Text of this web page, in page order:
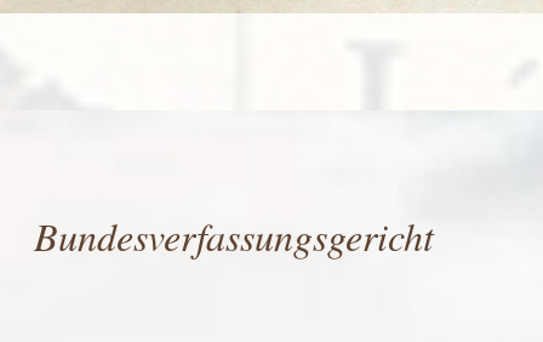
Bundesverfassungsgericht